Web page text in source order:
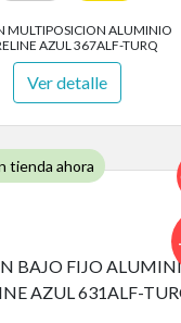
MULTIPOSICION ALUMINIO
AZUL 367ALF-TURQ
Ver detalle
tienda ahora